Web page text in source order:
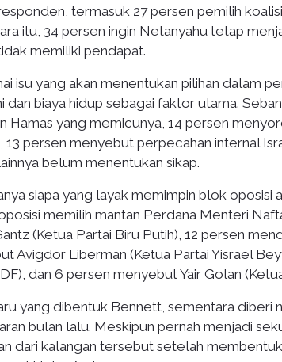
termasuk 27 persen pemilih
itu, 34 persen ingin Netanyahu tetap
memiliki pendapat.
isu yang akan menentukan pilihan dalam
dan biaya hidup sebagai faktor utama.
Hamas yang memicunya, 14 persen
13 persen menyebut perpecahan internal
belum menentukan sikap.
siapa yang layak memimpin blok
memilih mantan Perdana Menteri
(Ketua Partai Biru Putih), 12 persen
Avigdor Liberman (Ketua Partai Yisrael
dan 6 persen menyebut Yair Golan
yang dibentuk Bennett, sementara diberi
bulan lalu. Meskipun pernah menjadi
dari kalangan tersebut setelah